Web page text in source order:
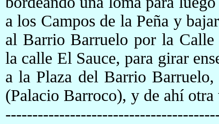
a los Campos de la Peña y
al Barrio Barruelo por la
la calle El Sauce, para girar
a la Plaza del Barrio
(Palacio Barroco), y de ahí